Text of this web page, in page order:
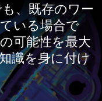
、既存のワー
いる場合で
可能性を最大
識を身に付け